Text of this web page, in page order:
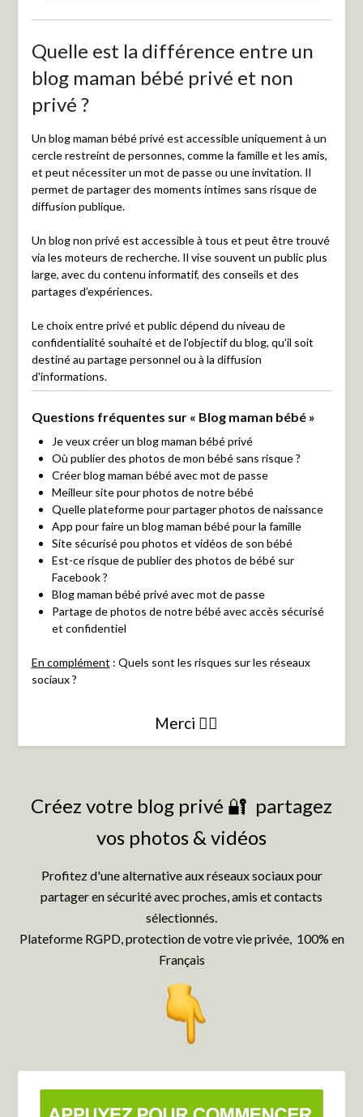
Quelle est la différence entre un
blog maman bébé privé et non
privé ?
Un blog maman bébé privé est accessible uniquement à un
cercle restreint de personnes, comme la famille et les amis,
et peut nécessiter un mot de passe ou une invitation. Il
permet de partager des moments intimes sans risque de
diffusion publique.
Un blog non privé est accessible à tous et peut être trouvé
via les moteurs de recherche. Il vise souvent un public plus
large, avec du contenu informatif, des conseils et des
partages d’expériences.
Le choix entre privé et public dépend du niveau de
confidentialité souhaité et de l'objectif du blog, qu'il soit
destiné au partage personnel ou à la diffusion
d'informations.
Questions fréquentes sur « Blog maman bébé »
Je veux créer un blog maman bébé privé
Où publier des photos de mon bébé sans risque ?
Créer blog maman bébé avec mot de passe
Meilleur site pour photos de notre bébé
Quelle plateforme pour partager photos de naissance
App pour faire un blog maman bébé pour la famille
Site sécurisé pou photos et vidéos de son bébé
Est-ce risque de publier des photos de bébé sur
Facebook ?
Blog maman bébé privé avec mot de passe
Partage de photos de notre bébé avec accès sécurisé
et confidentiel
En complément : Quels sont les risques sur les réseaux
sociaux ?
Merci 👍🏻
Créez votre blog privé 🔐 partagez
vos photos & vidéos
Profitez d'une alternative aux réseaux sociaux pour
partager en sécurité avec proches, amis et contacts
sélectionnés.
Plateforme RGPD, protection de votre vie privée, 100% en
Français